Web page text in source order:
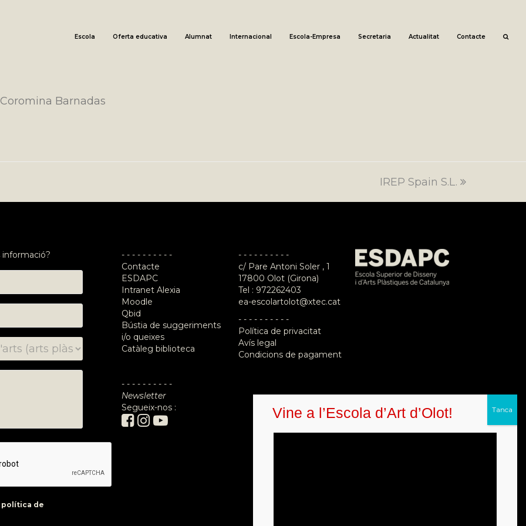
Escola Oferta educativa Alumnat Internacional Escola-Empresa Secretaria Actualitat Contacte
Barnadas
next
IREP Spain S.L.
política de
- - - - - - - - - -
Contacte
ESDAPC
Intranet Alexia
Moodle
Qbid
Bústia de suggeriments
i/o queixes
Catàleg biblioteca
- - - - - - - - - -
Newsletter
Segueix-nos :
- - - - - - - - - -
c/ Pare Antoni Soler , 1
17800 Olot (Girona)
Tel : 972262403
ea-escolartolot@xtec.cat
- - - - - - - - - -
Política de privacitat
Avís legal
Condicions de pagament
Vine a l’Escola d’Art d’Olot!